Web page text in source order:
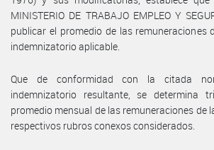
MINISTERIO DE TRABAJO EMPLEO Y
publicar el promedio de las remuneraciones
indemnizatorio aplicable.
Que de conformidad con la citada
indemnizatorio resultante, se determina
promedio mensual de las remuneraciones de
respectivos rubros conexos considerados.